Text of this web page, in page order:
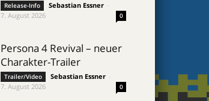
Release-Info Sebastian Essner
7. August 2026
0
Persona 4 Revival – neuer
Charakter-Trailer
Trailer/Video Sebastian Essner
7. August 2026
0